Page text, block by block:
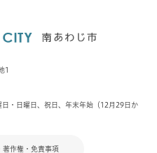
1
・日曜日、祝日、年末年始（12月29日か
著作権・免責事項